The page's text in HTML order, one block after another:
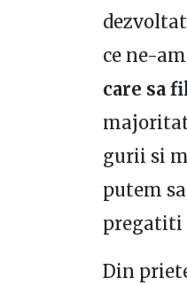
ce ne-
care sa
gurii si
putem
pregatiti
Din